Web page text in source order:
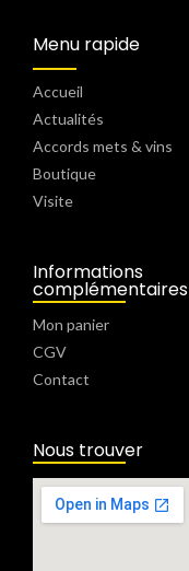
Menu rapide
Accueil
Actualités
Accords mets & vins
Boutique
Visite
Informations
complémentaires
Mon panier
CGV
Contact
Nous trouver